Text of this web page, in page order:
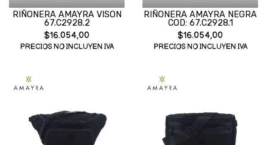
RIÑONERA AMAYRA VISON
67.C2928.2
$16.054,00
PRECIOS NO INCLUYEN IVA
RIÑONERA AMAYRA NEGRA
COD: 67.C2928.1
$16.054,00
PRECIOS NO INCLUYEN IVA